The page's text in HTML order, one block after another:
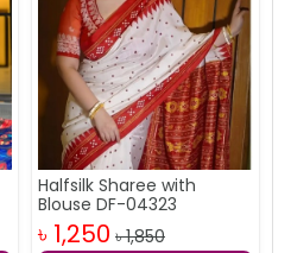
Halfsilk Sharee with
Blouse DF-04323
৳ 1,250 ৳ 1,850